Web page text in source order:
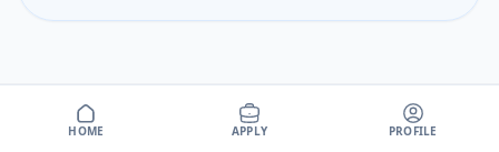
HOME APPLY PROFILE